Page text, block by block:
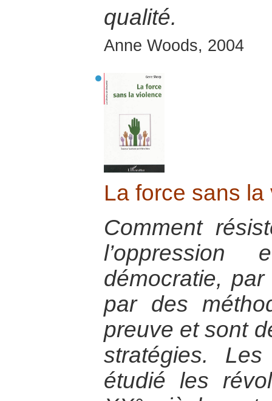
qualité.
Anne Woods, 2004
La force sans la
Comment
démocratie,
par des
preuve et sont
stratégies.
étudié les